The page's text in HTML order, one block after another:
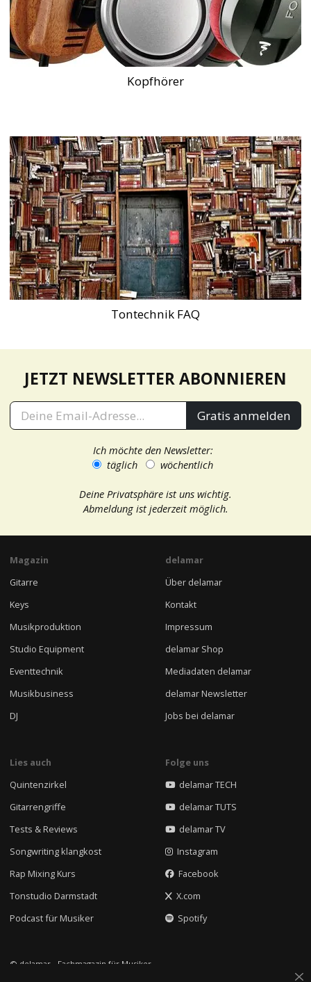
Kopfhörer
Tontechnik FAQ
JETZT NEWSLETTER ABONNIEREN
Gratis anmelden
Ich möchte den Newsletter:
täglich
wöchentlich
Deine Privatsphäre ist uns wichtig.
Abmeldung ist jederzeit möglich.
Magazin
Gitarre
Keys
Musikproduktion
Studio Equipment
Eventtechnik
Musikbusiness
DJ
delamar
Über delamar
Kontakt
Impressum
delamar Shop
Mediadaten delamar
delamar Newsletter
Jobs bei delamar
Lies auch
Quintenzirkel
Gitarrengriffe
Tests & Reviews
Songwriting klangkost
Rap Mixing Kurs
Tonstudio Darmstadt
Podcast für Musiker
Folge uns
delamar TECH
delamar TUTS
delamar TV
Instagram
Facebook
X.com
Spotify
© delamar - Fachmagazin für Musiker